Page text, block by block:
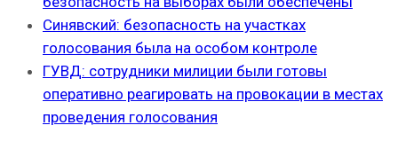
Синявский: безопасность на участках
голосования была на особом контроле
ГУВД: сотрудники милиции были готовы
оперативно реагировать на провокации в местах
проведения голосования